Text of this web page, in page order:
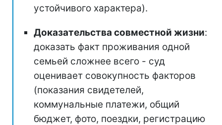
устойчивого характера).
Доказательства совместной жизни:
доказать факт проживания одной
семьей сложнее всего - суд
оценивает совокупность факторов
(показания свидетелей,
коммунальные платежи, общий
бюджет, фото, поездки, регистрацию